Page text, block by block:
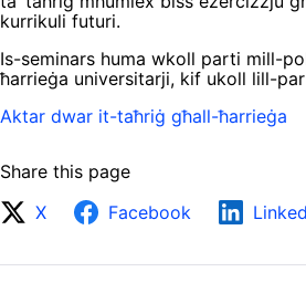
kurrikuli futuri.
Is-seminars huma wkoll parti mill-
ħarrieġa universitarji, kif ukoll lill-
Aktar dwar it-taħriġ għall-ħarrieġa
Share this page
X
Facebook